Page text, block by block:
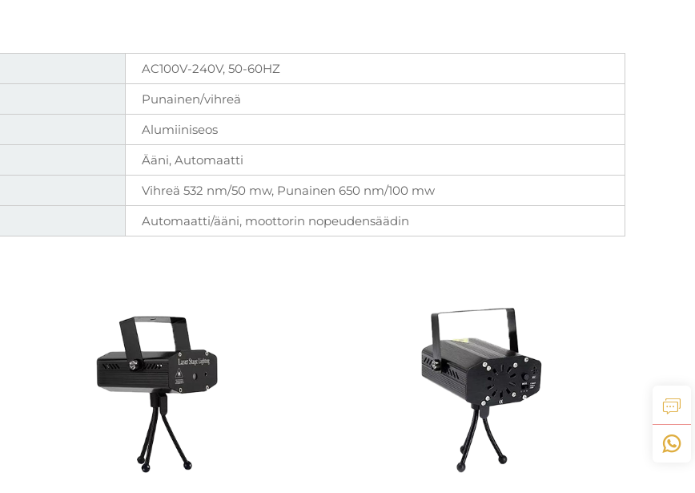
AC100V-240V, 50-60HZ
Punainen/vihreä
Alumiiniseos
Ääni, Automaatti
Vihreä 532 nm/50 mw, Punainen 650 nm/100 mw
Automaatti/ääni, moottorin nopeudensäädin